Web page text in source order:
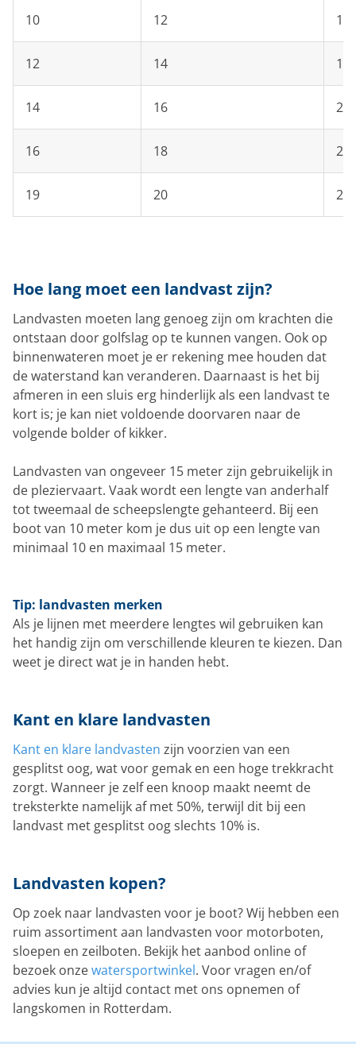
10 12 16
12 14 18
14 16 20
16 18 22
19 20 24
Hoe lang moet een landvast zijn?
Landvasten moeten lang genoeg zijn om krachten die
ontstaan door golfslag op te kunnen vangen. Ook op
binnenwateren moet je er rekening mee houden dat
de waterstand kan veranderen. Daarnaast is het bij
afmeren in een sluis erg hinderlijk als een landvast te
kort is; je kan niet voldoende doorvaren naar de
volgende bolder of kikker.
Landvasten van ongeveer 15 meter zijn gebruikelijk in
de pleziervaart. Vaak wordt een lengte van anderhalf
tot tweemaal de scheepslengte gehanteerd. Bij een
boot van 10 meter kom je dus uit op een lengte van
minimaal 10 en maximaal 15 meter.
Tip: landvasten merken
Als je lijnen met meerdere lengtes wil gebruiken kan
het handig zijn om verschillende kleuren te kiezen. Dan
weet je direct wat je in handen hebt.
Kant en klare landvasten
Kant en klare landvasten zijn voorzien van een
gesplitst oog, wat voor gemak en een hoge trekkracht
zorgt. Wanneer je zelf een knoop maakt neemt de
treksterkte namelijk af met 50%, terwijl dit bij een
landvast met gesplitst oog slechts 10% is.
Landvasten kopen?
Op zoek naar landvasten voor je boot? Wij hebben een
ruim assortiment aan landvasten voor motorboten,
sloepen en zeilboten. Bekijk het aanbod online of
bezoek onzewatersportwinkel. Voor vragen en/of
advies kun je altijd contact met ons opnemen of
langskomen in Rotterdam.